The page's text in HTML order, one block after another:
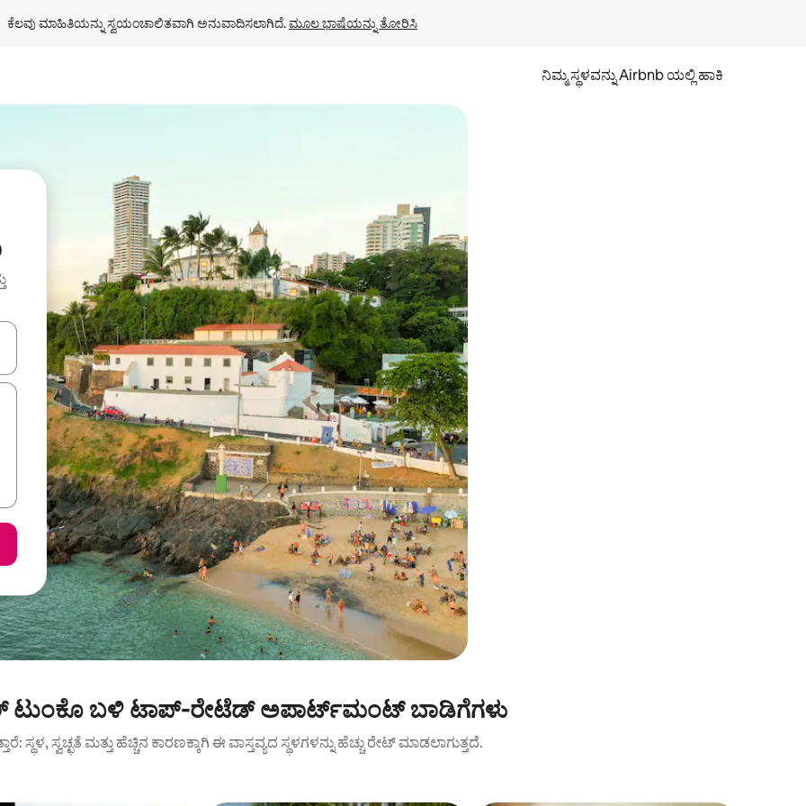
ಕೆಲವು ಮಾಹಿತಿಯನ್ನು ಸ್ವಯಂಚಾಲಿತವಾಗಿ ಅನುವಾದಿಸಲಾಗಿದೆ. ಮೂಲ ಭಾಷೆಯನ್ನು ತೋರಿಸಿ
ನಿಮ್ಮ ಸ್ಥಳವನ್ನು Airbnb ಯಲ್ಲಿ ಹಾಕಿ
ನ್ಯಾವಿಗೇಟ್ ಮಾಡಿ ಅಥವಾ ಸ್ಪರ್ಶ ಅಥವಾ ಸ್ವೈಪ್ ಗೆಸ್ಚರ್‌ಗಳ ಮೂಲಕ ಅನ್ವೇಷಿಸಿ.
ಟುಂಕೊ ಬಳಿ ಟಾಪ್-ರೇಟೆಡ್ ಅಪಾರ್ಟ್‌ಮಂಟ್ ಬಾಡಿಗೆಗಳು
ಸ್ಥಳ, ಸ್ವಚ್ಛತೆ ಮತ್ತು ಹೆಚ್ಚಿನ ಕಾರಣಕ್ಕಾಗಿ ಈ ವಾಸ್ತವ್ಯದ ಸ್ಥಳಗಳನ್ನು ಹೆಚ್ಚು ರೇಟ್ ಮಾಡಲಾಗುತ್ತದೆ.